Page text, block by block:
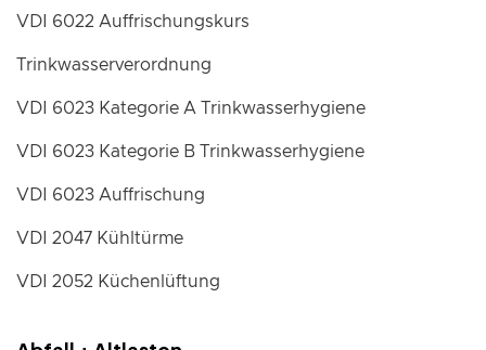
VDI 6022 Auffrischungskurs
Trinkwasserverordnung
VDI 6023 Kategorie A Trinkwasserhygiene
VDI 6023 Kategorie B Trinkwasserhygiene
VDI 6023 Auffrischung
VDI 2047 Kühltürme
VDI 2052 Küchenlüftung